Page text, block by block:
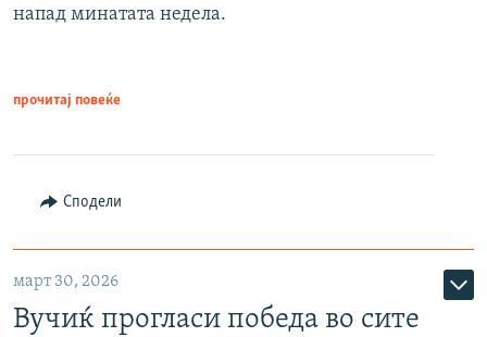
напад минатата недела.
прочитај повеќе
Сподели
март 30, 2026
Вучиќ прогласи победа во сите